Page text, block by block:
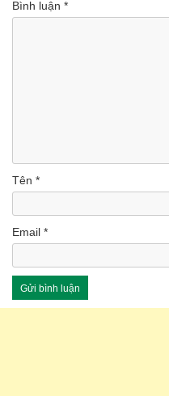
Bình luận *
Tên *
Email *